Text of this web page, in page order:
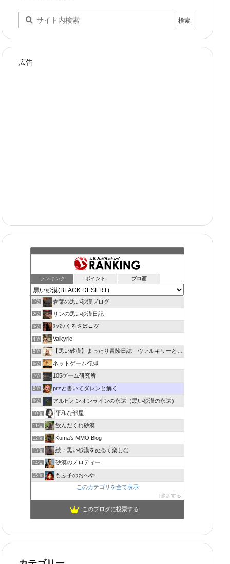
広告
ランキング ポイント ブロ画
1位 倉葉の黒い砂漠ブログ
2位 リンの黒い砂漠日記
3位 ﾇﾜﾇﾜくろさばログ
4位 Valkyrie
5位 【黒い砂漠】まったり冒険日誌｜ヴァルキリーと闇の精霊の旅
6位 ネットゲーム行脚
7位 105ゲーム研究所
8位 przと書いてダレンと解く
9位 アルビオンオンラインの永遠（黒い砂漠の永遠）
10位 平和な部屋
11位 飲んだくれ砂漠
12位 Kuma's MMO Blog
13位 続・黒い砂漠をぬるく楽しむ
14位 砂漠のメロディー
15位
もふ子のおへや
このカテゴリを全て表示
参加する
このブログに投票する